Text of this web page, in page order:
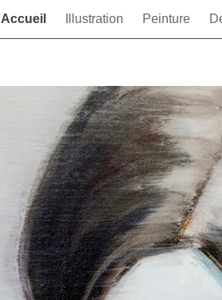
Accueil Illustration Peinture